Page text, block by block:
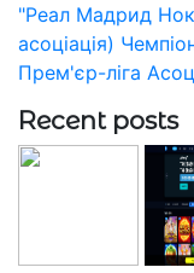
"Реал Мадрид
асоціація)
Прем'єр-ліга
Recent posts